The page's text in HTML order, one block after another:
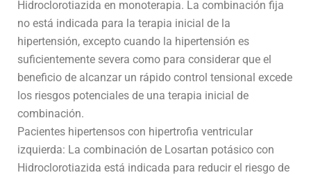
Hidroclorotiazida en monoterapia. La combinación fija
no está indicada para la terapia inicial de la
hipertensión, excepto cuando la hipertensión es
suficientemente severa como para considerar que el
beneficio de alcanzar un rápido control tensional excede
los riesgos potenciales de una terapia inicial de
combinación.
Pacientes hipertensos con hipertrofia ventricular
izquierda: La combinación de Losartan potásico con
Hidroclorotiazida está indicada para reducir el riesgo de